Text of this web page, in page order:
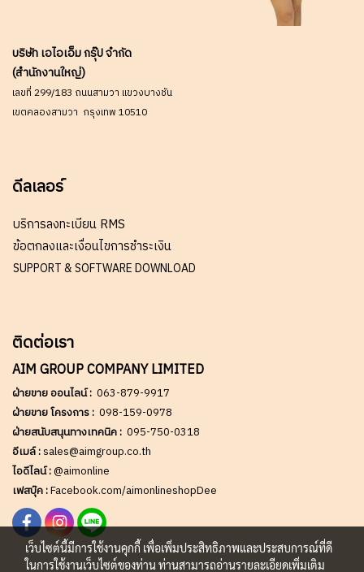
บริษัท เอไอเอ็ม กรุ๊ป จำกัด
(สำนักงานใหญ่)
เลขที่ 299/183 ถนนสามวา แขวงบางชัน
เขตคลองสามวา กรุงเทพ 10510
ดีลเลอร์
บริการลงทะเบียน RMS
ข้อตกลงและเงื่อนไขการชำระเงิน
SUPPORT & SOFTWARE DOWNLOAD
ติดต่อเรา
AIM GROUP COMPANY LIMITED
ฝ่ายขาย ออนไลน์ : 063-879-9917
ฝ่ายขาย โครงการ : 098-159-0978
ฝ่ายสนับสนุนทางเทคนิค : 095-750-0318
อีเมล์ :sales@aimgroup.co.th
ไอดีไลน์ :@aimonline
เฟสบุ๊ค :Facebook.com/aimonlineshopDee
เว็บไซต์นี้มีการใช้งานคุกกี้ เพื่อเพิ่มประสิทธิภาพและประสบการณ์ที่ดี
ในการใช้งานเว็บไซต์ของท่าน ท่านสามารถอ่านรายละเอียดเพิ่มเติม